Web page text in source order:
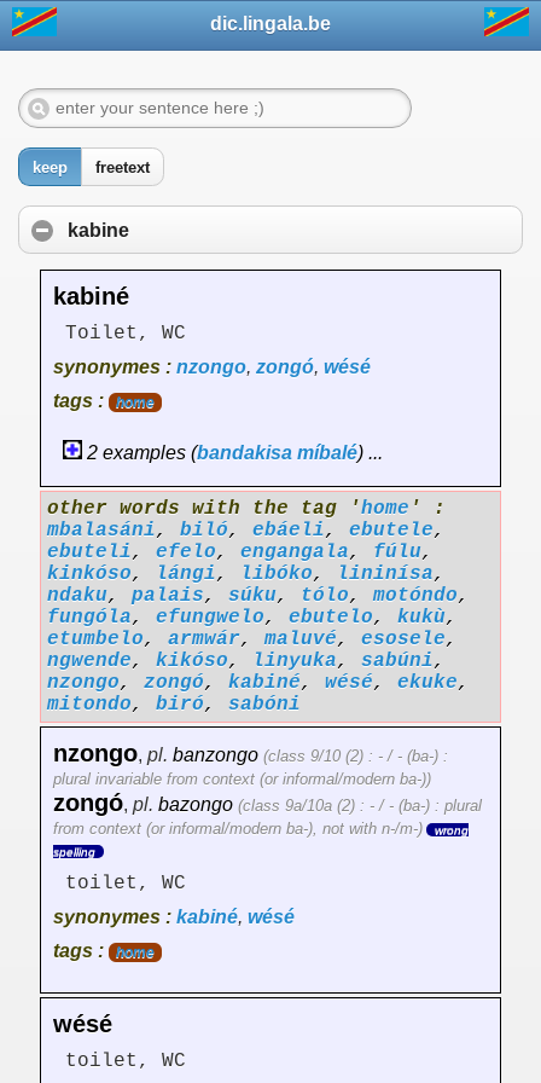
dic.lingala.be
keep freetext
kabine
kabiné
Toilet, WC
synonymes : nzongo, zongó, wésé
tags :
home
2 examples (bandakisa míbalé) ...
other words with the tag 'home ' :
mbalasáni, biló, ebáeli, ebutele,
ebuteli, efelo, engangala, fúlu,
kinkóso, lángi, libóko, lininísa,
ndaku, palais, súku, tólo,motóndo,
fungóla, efungwelo, ebutelo, kukù,
etumbelo, armwár,maluvé, esosele,
ngwende, kikóso, linyuka, sabúni,
nzongo, zongó, kabiné, wésé, ekuke,
mitondo, biró, sabóni
nzongo, pl. banzongo (class 9/10 (2) : - / - (ba-) :
plural invariable from context (or informal/modern ba-))
zongó, pl. bazongo (class 9a/10a (2) : - / - (ba-) : plural
from context (or informal/modern ba-), not with n-/m-)
wrong
spelling
toilet, WC
synonymes : kabiné, wésé
tags :
home
wésé
toilet, WC